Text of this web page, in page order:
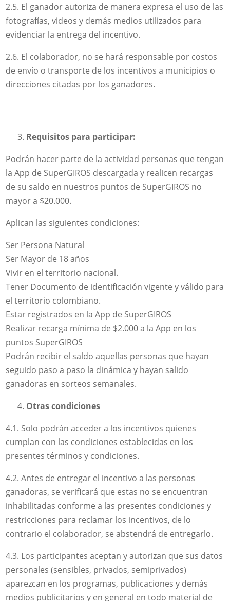
2.5. El ganador autoriza de manera expresa el uso de las
fotografías, videos y demás medios utilizados para
evidenciar la entrega del incentivo.
2.6. El colaborador, no se hará responsable por costos
de envío o transporte de los incentivos a municipios o
direcciones citadas por los ganadores.
Requisitos para participar:
Podrán hacer parte de la actividad personas que tengan
la App de SuperGIROS descargada y realicen recargas
de su saldo en nuestros puntos de SuperGIROS no
mayor a $20.000.
Aplican las siguientes condiciones:
Ser Persona Natural
Ser Mayor de 18 años
Vivir en el territorio nacional.
Tener Documento de identificación vigente y válido para
el territorio colombiano.
Estar registrados en la App de SuperGIROS
Realizar recarga mínima de $2.000 a la App en los
puntos SuperGIROS
Podrán recibir el saldo aquellas personas que hayan
seguido paso a paso la dinámica y hayan salido
ganadoras en sorteos semanales.
Otras condiciones
4.1. Solo podrán acceder a los incentivos quienes
cumplan con las condiciones establecidas en los
presentes términos y condiciones.
4.2. Antes de entregar el incentivo a las personas
ganadoras, se verificará que estas no se encuentran
inhabilitadas conforme a las presentes condiciones y
restricciones para reclamar los incentivos, de lo
contrario el colaborador, se abstendrá de entregarlo.
4.3. Los participantes aceptan y autorizan que sus datos
personales (sensibles, privados, semiprivados)
aparezcan en los programas, publicaciones y demás
medios publicitarios y en general en todo material de